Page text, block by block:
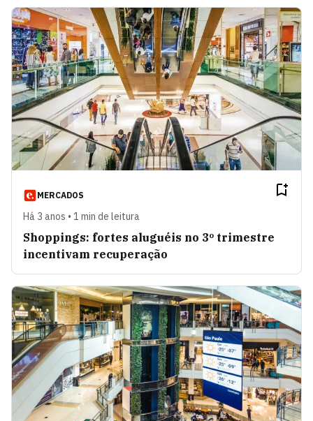
MERCADOS
Há 3 anos • 1 min de leitura
Shoppings: fortes aluguéis no 3º trimestre
incentivam recuperação